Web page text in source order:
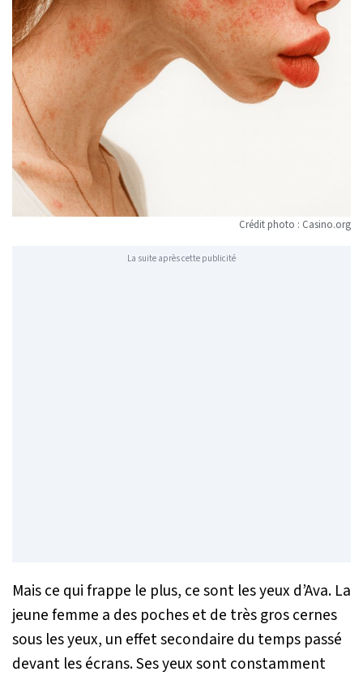
Crédit photo : Casino.org
La suite après cette publicité
Mais ce qui frappe le plus, ce sont les yeux d’Ava. La
jeune femme a des poches et de très gros cernes
sous les yeux, un effet secondaire du temps passé
devant les écrans. Ses yeux sont constamment